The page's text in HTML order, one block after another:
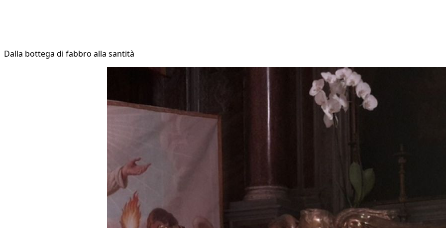
Dalla bottega di fabbro alla santità